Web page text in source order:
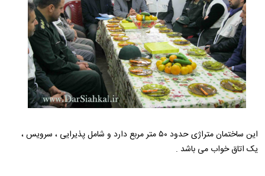
این ساختمان متراژی حدود ۵۰ متر مربع دارد و شامل پذیرایی ، سرویس ،
یک اتاق خواب می باشد .